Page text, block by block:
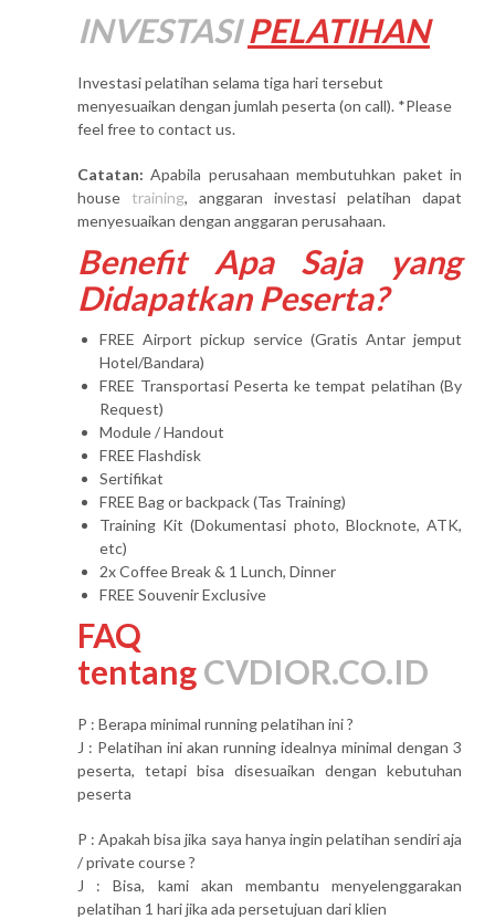
INVESTASI PELATIHAN
Investasi pelatihan selama tiga hari tersebut
menyesuaikan dengan jumlah peserta (on call). *Please
feel free to contact us.
Catatan: Apabila perusahaan membutuhkan paket in
house training, anggaran investasi pelatihan dapat
menyesuaikan dengan anggaran perusahaan.
Benefit Apa Saja yang
Didapatkan Peserta?
FREE Airport pickup service (Gratis Antar jemput
Hotel/Bandara)
FREE Transportasi Peserta ke tempat pelatihan (By
Request)
Module / Handout
FREE Flashdisk
Sertifikat
FREE Bag or backpack (Tas Training)
Training Kit (Dokumentasi photo, Blocknote, ATK,
etc)
2x Coffee Break & 1 Lunch, Dinner
FREE Souvenir Exclusive
FAQ
tentangCVDIOR.CO.ID
P : Berapa minimal running pelatihan ini ?
J : Pelatihan ini akan running idealnya minimal dengan 3
peserta, tetapi bisa disesuaikan dengan kebutuhan
peserta
P : Apakah bisa jika saya hanya ingin pelatihan sendiri aja
/ private course ?
J : Bisa, kami akan membantu menyelenggarakan
pelatihan 1 hari jika ada persetujuan dari klien